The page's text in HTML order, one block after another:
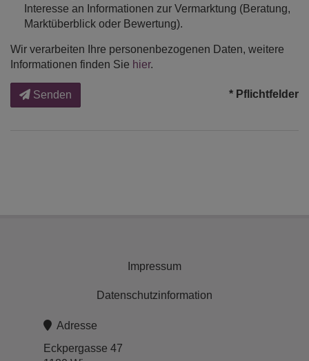
Interesse an Informationen zur Vermarktung (Beratung,
Marktüberblick oder Bewertung).
Wir verarbeiten Ihre personenbezogenen Daten, weitere
Informationen finden Sie hier.
Senden * Pflichtfelder
Impressum
Datenschutzinformation
Adresse
Eckpergasse 47